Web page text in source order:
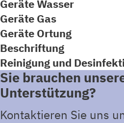
Geräte Wasser
Geräte Gas
Geräte Ortung
Beschriftung
Reinigung und
Sie brauchen
Unterstützung?
Kontaktieren Sie uns